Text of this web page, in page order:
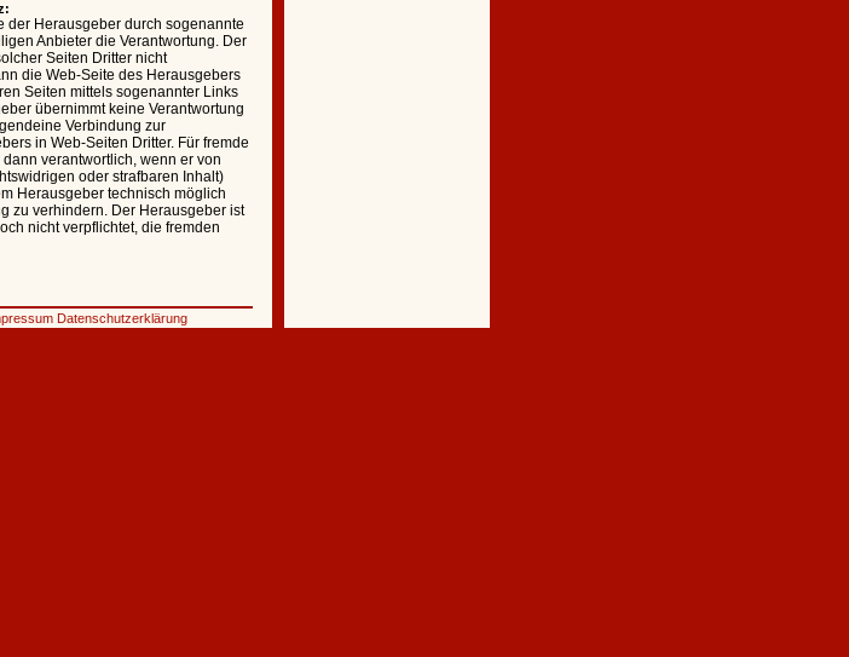
der Herausgeber durch sogenannte
Anbieter die Verantwortung. Der
Seiten Dritter nicht
die Web-Seite des Herausgebers
Seiten mittels sogenannter Links
übernimmt keine Verantwortung
Verbindung zur
in Web-Seiten Dritter. Für fremde
verantwortlich, wenn er von
oder strafbaren Inhalt)
Herausgeber technisch möglich
zu verhindern. Der Herausgeber ist
nicht verpflichtet, die fremden
Datenschutzerklärung